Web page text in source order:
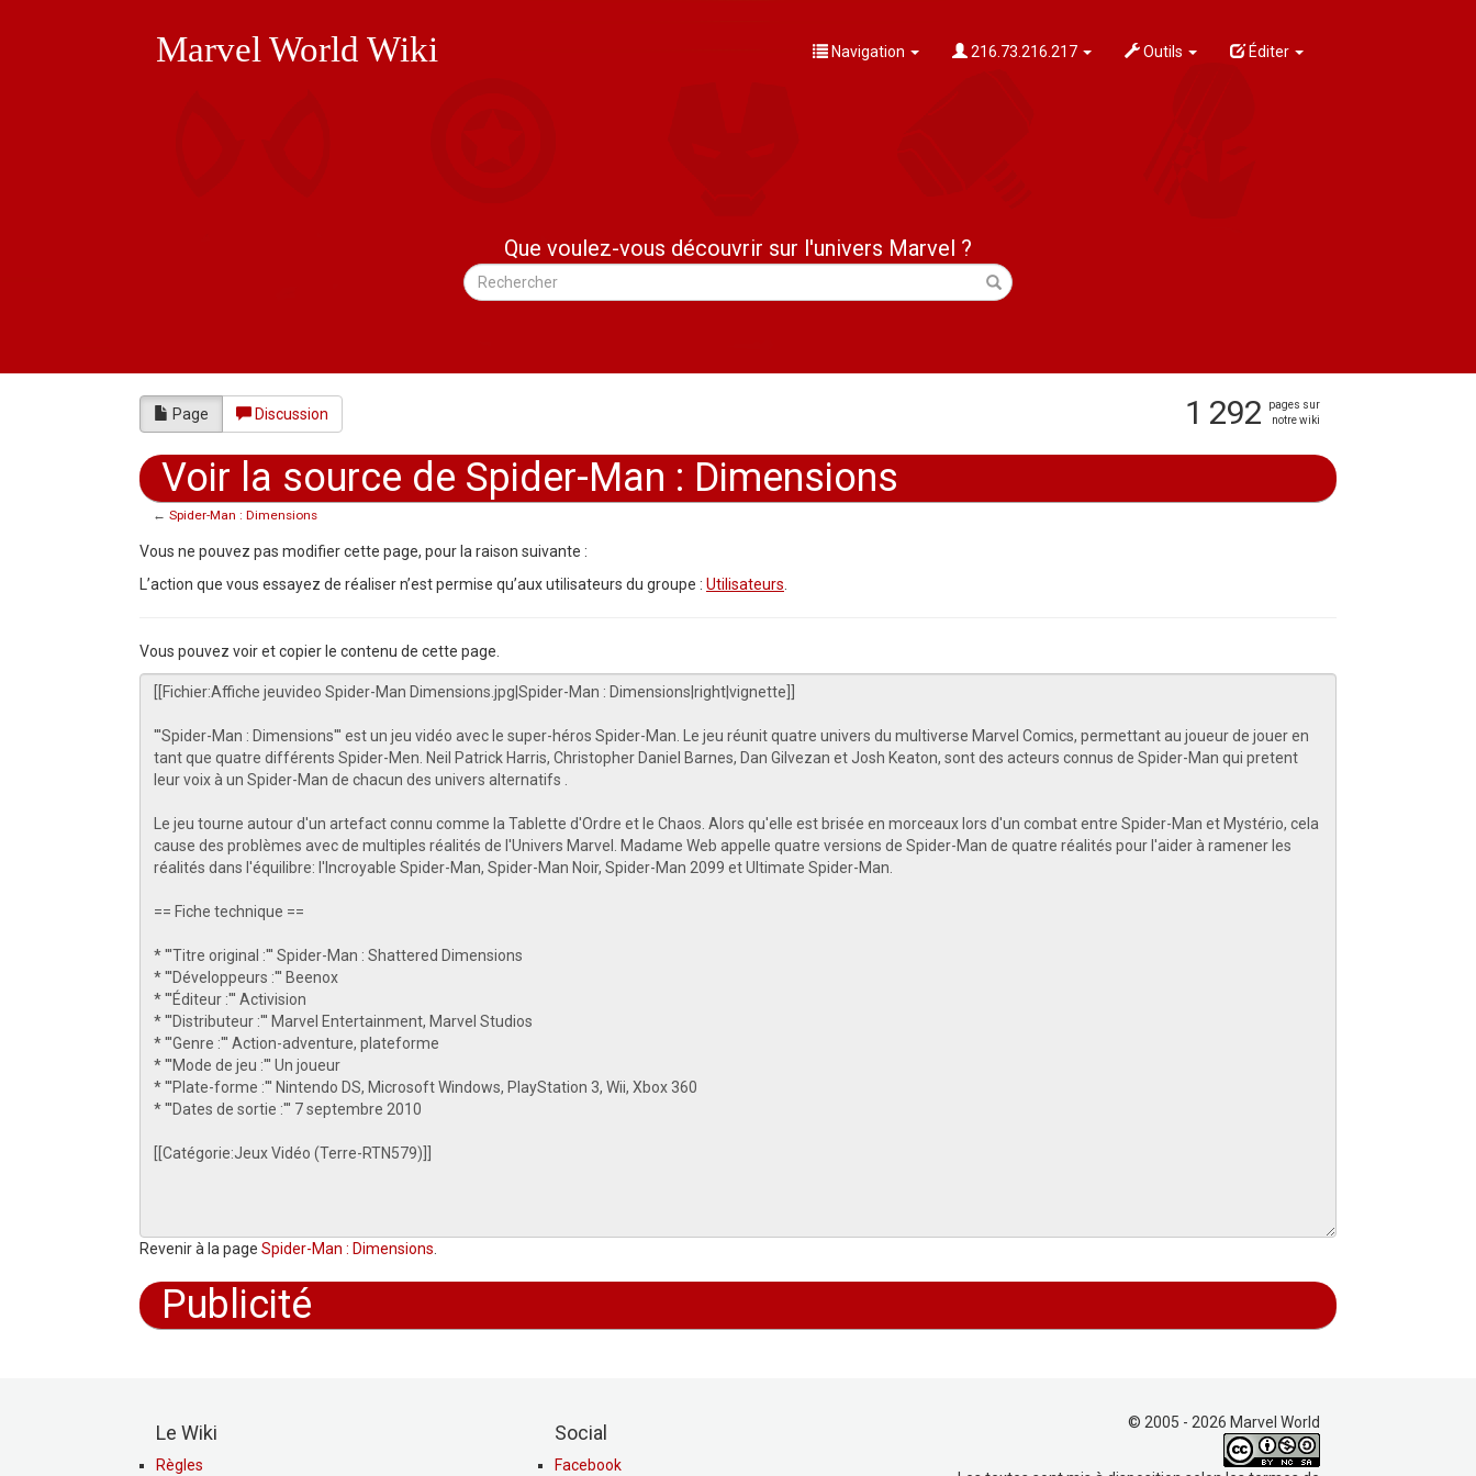
Marvel World Wiki Navigation 216.73.216.217 Outils Éditer
Que voulez-vous découvrir sur l'univers Marvel ?
Page Discussion 1 292
pages sur
notre wiki
Voir la source de Spider-Man : Dimensions
← Spider-Man : Dimensions
Vous ne pouvez pas modifier cette page, pour la raison suivante :
L’action que vous essayez de réaliser n’est permise qu’aux utilisateurs du groupe : Utilisateurs
Vous pouvez voir et copier le contenu de cette page.
Revenir à la page Spider-Man : Dimensions
Publicité
Le Wiki
Règles
Social
Facebook
© 2005 - 2026 Marvel World